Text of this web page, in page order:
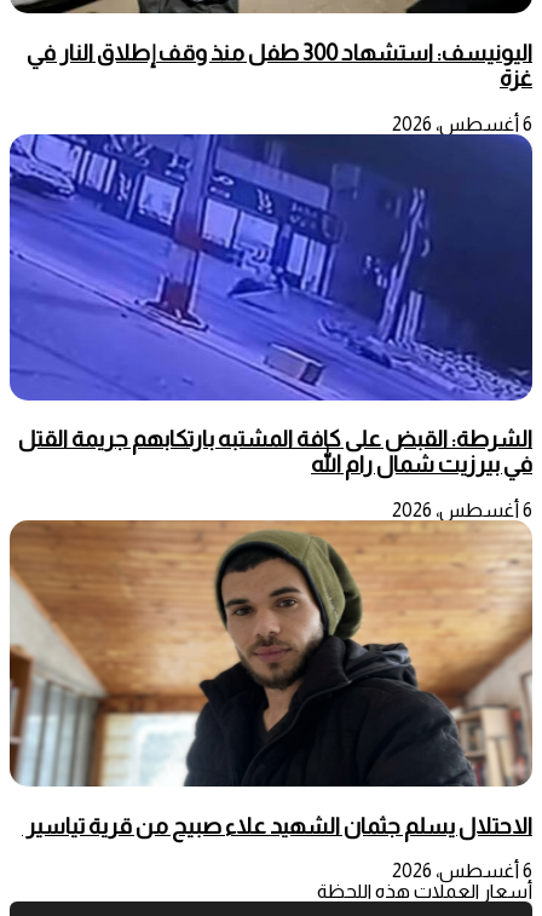
اليونيسف: استشهاد 300 طفل منذ وقف إطلاق النار في
غزة
6 أغسطس، 2026
الشرطة: القبض على كافة المشتبه بارتكابهم جريمة القتل
في بيرزيت شمال رام الله
6 أغسطس، 2026
الاحتلال يسلم جثمان الشهيد علاء صبيح من قرية تياسير
6 أغسطس، 2026
أسعار العملات هذه اللحظة